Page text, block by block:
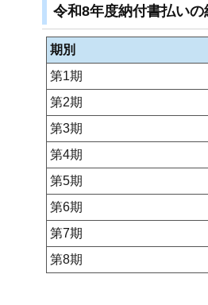
令和8年度納付書払いの
期別
第1期
第2期
第3期
第4期
第5期
第6期
第7期
第8期